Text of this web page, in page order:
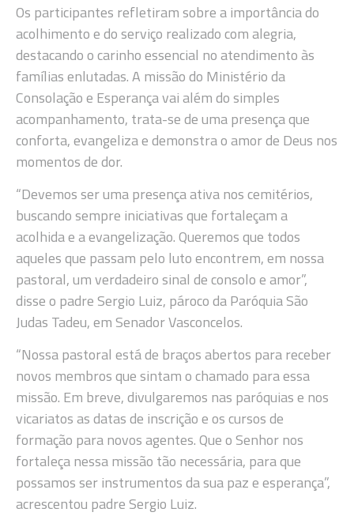
Os participantes refletiram sobre a importância do
acolhimento e do serviço realizado com alegria,
destacando o carinho essencial no atendimento às
famílias enlutadas. A missão do Ministério da
Consolação e Esperança vai além do simples
acompanhamento, trata-se de uma presença que
conforta, evangeliza e demonstra o amor de Deus nos
momentos de dor.
“Devemos ser uma presença ativa nos cemitérios,
buscando sempre iniciativas que fortaleçam a
acolhida e a evangelização. Queremos que todos
aqueles que passam pelo luto encontrem, em nossa
pastoral, um verdadeiro sinal de consolo e amor”,
disse o padre Sergio Luiz, pároco da Paróquia São
Judas Tadeu, em Senador Vasconcelos.
“Nossa pastoral está de braços abertos para receber
novos membros que sintam o chamado para essa
missão. Em breve, divulgaremos nas paróquias e nos
vicariatos as datas de inscrição e os cursos de
formação para novos agentes. Que o Senhor nos
fortaleça nessa missão tão necessária, para que
possamos ser instrumentos da sua paz e esperança”,
acrescentou padre Sergio Luiz.